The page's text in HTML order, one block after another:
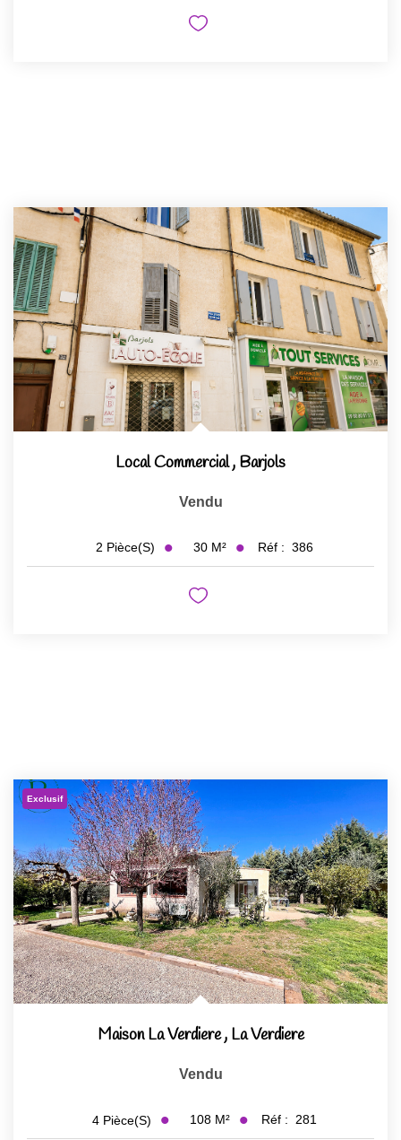
Local Commercial, Barjols
Vendu
2 Pièce(s) 30 M² Réf : 386
Exclusif
Maison La Verdiere, La Verdiere
Vendu
4 Pièce(s) 108 M² Réf : 281